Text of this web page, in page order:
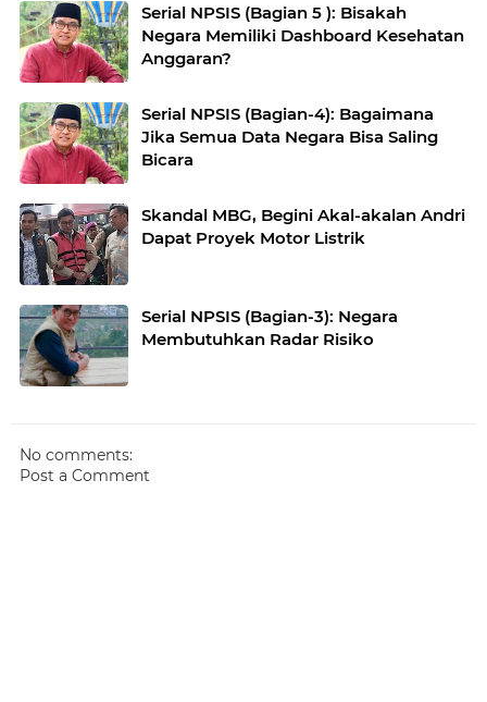
Serial NPSIS (Bagian 5 ): Bisakah
Negara Memiliki Dashboard Kesehatan
Anggaran?
Serial NPSIS (Bagian-4): Bagaimana
Jika Semua Data Negara Bisa Saling
Bicara
Skandal MBG, Begini Akal-akalan Andri
Dapat Proyek Motor Listrik
Serial NPSIS (Bagian-3): Negara
Membutuhkan Radar Risiko
No comments:
Post a Comment